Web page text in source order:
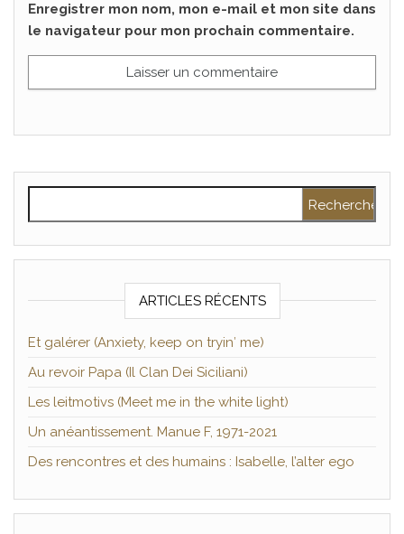
Enregistrer mon nom, mon e-mail et mon site dans
le navigateur pour mon prochain commentaire.
ARTICLES RÉCENTS
Et galérer (Anxiety, keep on tryin′ me)
Au revoir Papa (Il Clan Dei Siciliani)
Les leitmotivs (Meet me in the white light)
Un anéantissement. Manue F, 1971-2021
Des rencontres et des humains : Isabelle, l’alter ego